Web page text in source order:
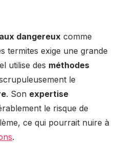
dangereux comme
termites exige une grande
utilise des méthodes
le
. Son expertise
le risque de
ce qui pourrait nuire à
.